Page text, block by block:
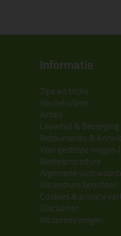
Informatie
Tips en tricks
Keuzehulpen
Acties
Levertijd & Bezorging
Retourneren &
Veel gestelde vragen
Bestelprocedure
Algemene
Kitcentrum berichten
Cookies & privacy
Disclaimer
Kit cursus volgen